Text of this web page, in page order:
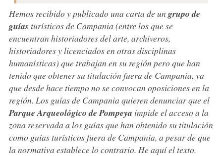
Hemos recibido y publicado una carta de un grupo de
guías turísticos de Campania (entre los que se
encuentran historiadores del arte, archiveros,
historiadores y licenciados en otras disciplinas
humanísticas) que trabajan en su región pero que han
tenido que obtener su titulación fuera de Campania, ya
que desde hace tiempo no se convocan oposiciones en la
región. Los guías de Campania quieren denunciar que el
Parque Arqueológico de Pompeya impide el acceso a la
zona reservada a los guías que han obtenido su titulación
como guías turísticos fuera de Campania, a pesar de que
la normativa establece lo contrario. He aquí el texto.